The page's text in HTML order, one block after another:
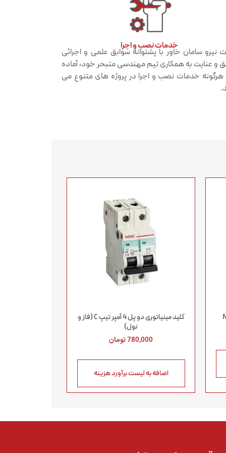
خدمات نصب و اجرا​
نیرو سامان خاور با پشتوانه سوابق علمی و اجرائی
و عنایت به همکاری تیم مهندسی متبحر خود، آماده
هرگونه خدمات نصب و اجرا در پروژه های متنوع می
کلید مینیاتوری دو پل 4 آمپر تیپ C (فاز و
نول)
780,000تومان
اضافه به لیست برآورد هزینه